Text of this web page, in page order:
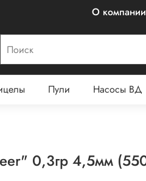
О компании
Пули Насосы ВД
0,3гр 4,5мм